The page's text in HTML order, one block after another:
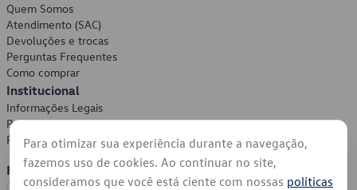
Quem Somos
Atendimento (SAC)
Devoluções e trocas
Perguntas Frequentes
Como comprar
Institucional
Informações Legais
Política de Privacidade
Política de Cookies
Formas de Pagamento
Para otimizar sua experiência durante a navegação,
fazemos uso de cookies. Ao continuar no site,
consideramos que você está ciente com nossas políticas